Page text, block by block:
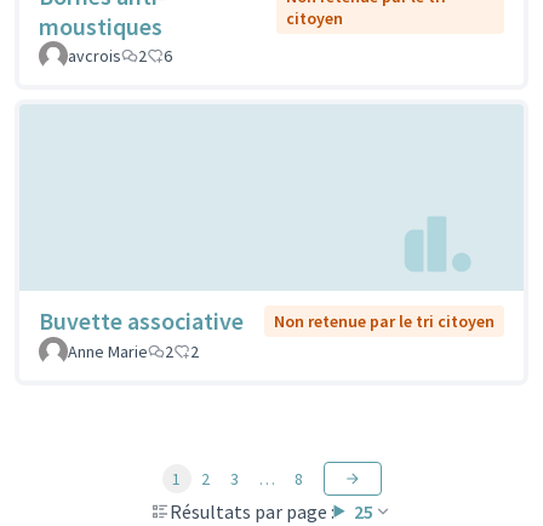
moustiques
citoyen
avcrois
2 6
Buvette associative
Non retenue par le tri citoyen
Anne Marie
2 2
Résultats par page : 25
1 2 3 … 8